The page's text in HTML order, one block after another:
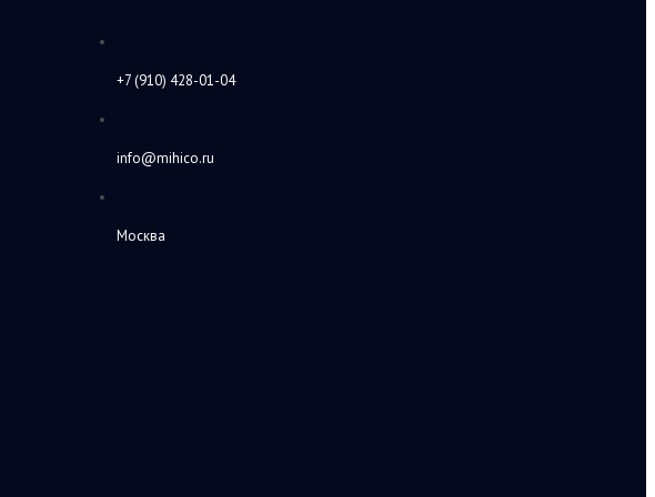
+7 (910) 428-01-04
info@mihico.ru
Москва